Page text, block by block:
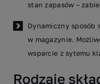
stan zapasów –
Dynamiczny sposób
w magazynie.
wsparcie z sytemu
Rodzaje